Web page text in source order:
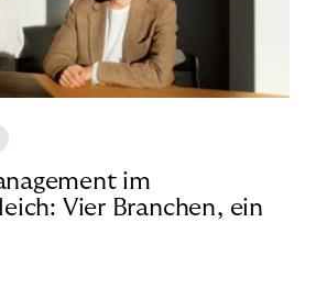
im
Vier Branchen, ein